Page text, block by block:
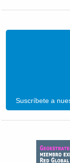
Suscríbete a